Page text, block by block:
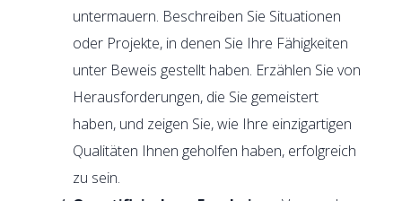
untermauern. Beschreiben Sie Situationen
oder Projekte, in denen Sie Ihre Fähigkeiten
unter Beweis gestellt haben. Erzählen Sie von
Herausforderungen, die Sie gemeistert
haben, und zeigen Sie, wie Ihre einzigartigen
Qualitäten Ihnen geholfen haben, erfolgreich
zu sein.